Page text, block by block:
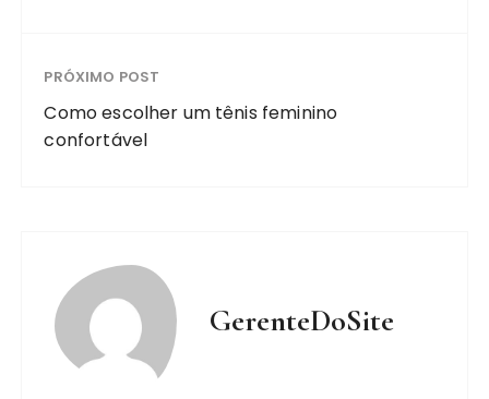
PRÓXIMO POST
Como escolher um tênis feminino
confortável
GerenteDoSite